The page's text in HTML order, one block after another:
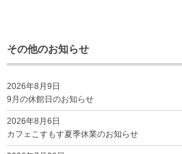
その他のお知らせ
2026年8月9日
9月の休館日のお知らせ
2026年8月6日
カフェこすもす夏季休業のお知らせ